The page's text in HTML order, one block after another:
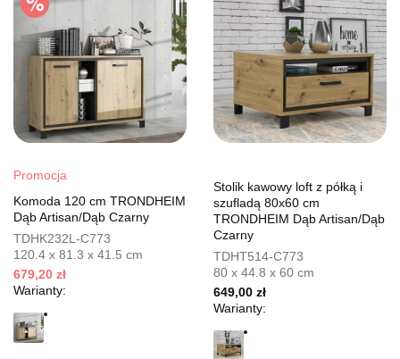
Promocja
Komoda 120 cm TRONDHEIM
Dąb Artisan/Dąb Czarny
TDHK232L-C773
120.4 x 81.3 x 41.5 cm
679,20 zł
Warianty:
Stolik kawowy loft z półką i
szufladą 80x60 cm
TRONDHEIM Dąb Artisan/Dąb
Czarny
TDHT514-C773
80 x 44.8 x 60 cm
649,00 zł
Warianty: